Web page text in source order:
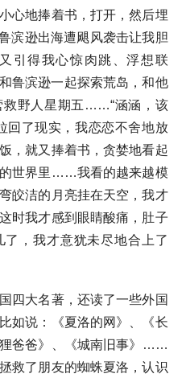
心地捧着书，打开，然后埋
滨逊出海遭飓风袭击让我胆
引得我心惊肉跳、浮想联
鲁滨逊一起探索荒岛，和他
救野人星期五……“涵涵，该
回了现实，我恋恋不舍地放
，就又捧着书，贪婪地看起
世界里……我看的越来越模
皎洁的月亮挂在天空，我才
时我才感到眼睛酸痛，肚子
，我才意犹未尽地合上了
四大名著，还读了一些外国
如说：《夏洛的网》、《长
爸爸》、《城南旧事》……
救了朋友的蜘蛛夏洛，认识